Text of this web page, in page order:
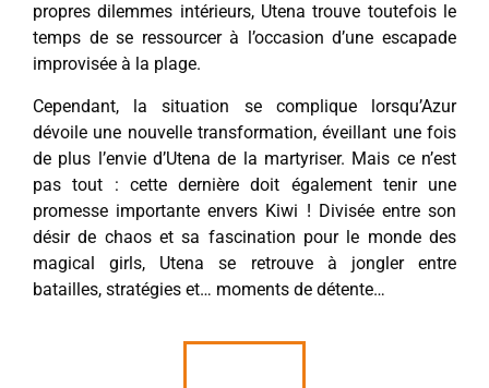
propres dilemmes intérieurs, Utena trouve toutefois le
temps de se ressourcer à l’occasion d’une escapade
improvisée à la plage.
Cependant, la situation se complique lorsqu’Azur
dévoile une nouvelle transformation, éveillant une fois
de plus l’envie d’Utena de la martyriser. Mais ce n’est
pas tout : cette dernière doit également tenir une
promesse importante envers Kiwi ! Divisée entre son
désir de chaos et sa fascination pour le monde des
magical girls, Utena se retrouve à jongler entre
batailles, stratégies et… moments de détente…